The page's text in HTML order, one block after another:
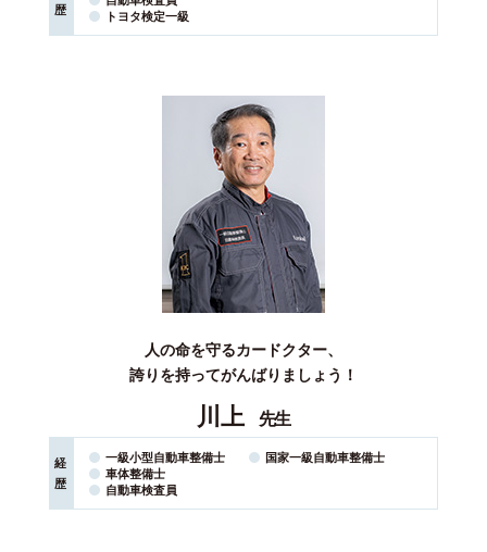
歴
トヨタ検定一級
人の命を守るカードクター、
誇りを持ってがんばりましょう！
川上 先生
経
歴
一級小型自動車整備士
車体整備士
自動車検査員
国家⼀級⾃動⾞整備⼠